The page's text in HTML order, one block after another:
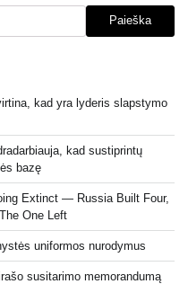
Paieška
kad yra lyderis slapstymo
kad sustiprintų
bazę
Extinct — Russia Built Four,
One Left
uniformos nurodymus
susitarimo memorandumą